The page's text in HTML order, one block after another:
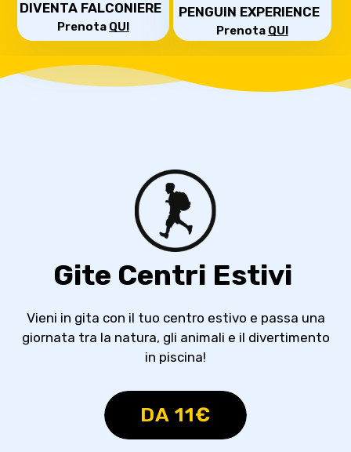
DIVENTA FALCONIERE
Prenota QUI
PENGUIN EXPERIENCE
Prenota QUI
Gite Centri Estivi
Vieni in gita con il tuo centro estivo e passa una
giornata tra la natura, gli animali e il divertimento
in piscina!
DA 11€